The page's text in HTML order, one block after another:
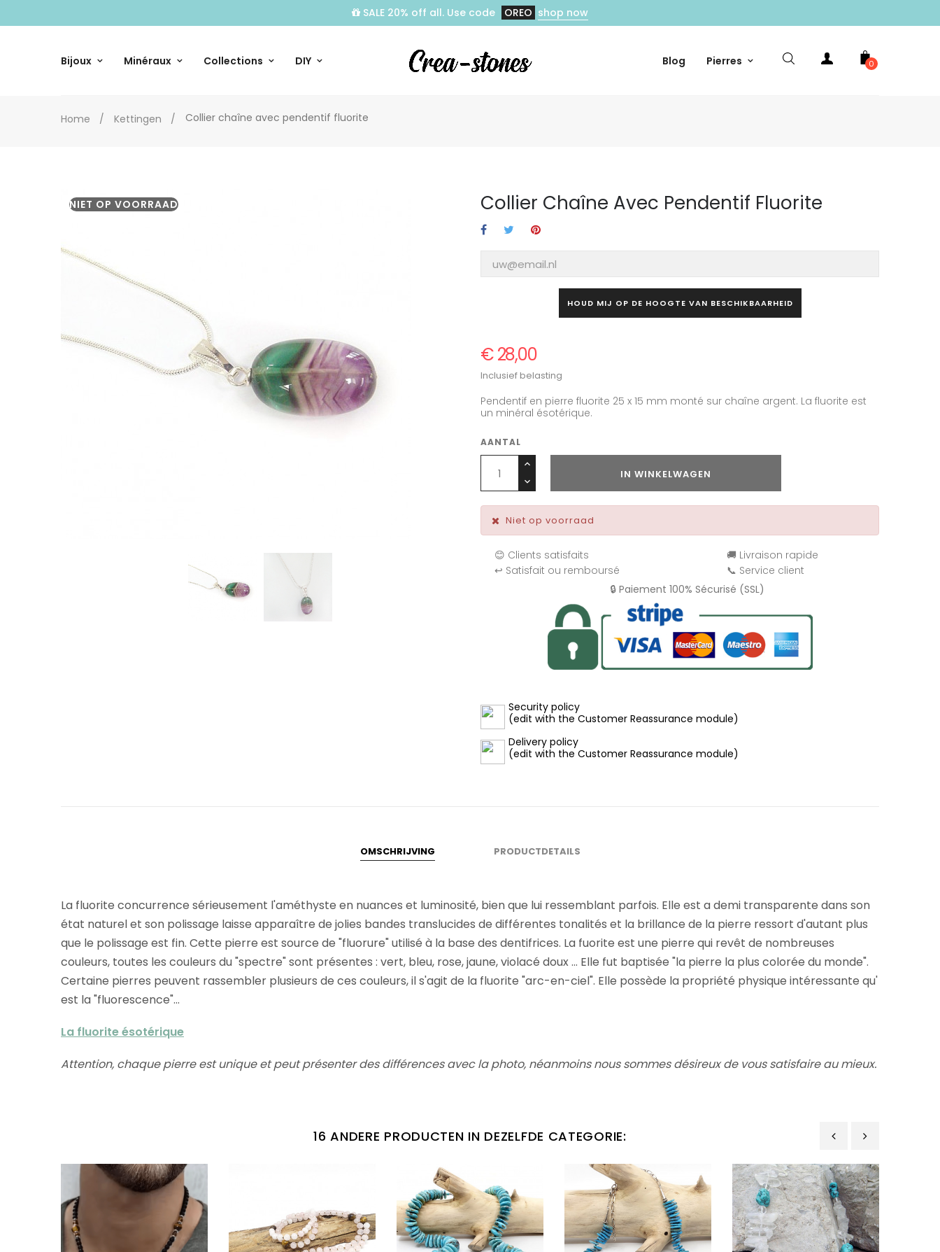
SALE 20% off all. Use code OREO shop now
Bijoux Minéraux Collections DIY Blog Pierres 0
Home Kettingen Collier chaîne avec pendentif fluorite
NIET OP VOORRAAD Collier Chaîne Avec Pendentif Fluorite
HOUD MIJ OP DE HOOGTE VAN BESCHIKBAARHEID
€ 28,00
Inclusief belasting
Pendentif en pierre fluorite 25 x 15 mm monté sur chaîne argent. La fluorite est
un minéral ésotérique.
AANTAL
IN WINKELWAGEN
Niet op voorraad
😊 Clients satisfaits
🚚 Livraison rapide
↩️ Satisfait ou remboursé
📞 Service client
🔒 Paiement 100% Sécurisé (SSL)
Security policy
(edit with the Customer Reassurance module)
Delivery policy
(edit with the Customer Reassurance module)
OMSCHRIJVING PRODUCTDETAILS
La fluorite concurrence sérieusement l'améthyste en nuances et luminosité, bien que lui ressemblant parfois. Elle est a demi transparente dans son
état naturel et son polissage laisse apparaître de jolies bandes translucides de différentes tonalités et la brillance de la pierre ressort d'autant plus
que le polissage est fin. Cette pierre est source de "fluorure" utilisé à la base des dentifrices. La fuorite est une pierre qui revêt de nombreuses
couleurs, toutes les couleurs du "spectre" sont présentes : vert, bleu, rose, jaune, violacé doux ... Elle fut baptisée "la pierre la plus colorée du monde".
Certaine pierres peuvent rassembler plusieurs de ces couleurs, il s'agit de la fluorite "arc-en-ciel". Elle possède la propriété physique intéressante qu'
est la "fluorescence"...
La fluorite ésotérique
Attention, chaque pierre est unique et peut présenter des différences avec la photo, néanmoins nous sommes désireux de vous satisfaire au mieux.
16 ANDERE PRODUCTEN IN DEZELFDE CATEGORIE:
‹ ›